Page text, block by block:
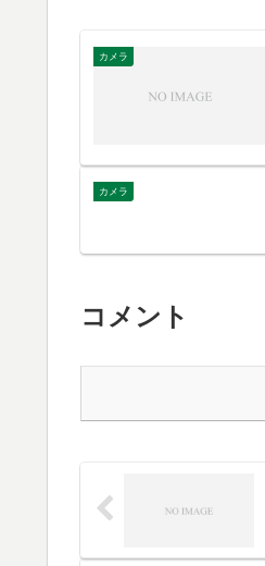
カメラ
カメラ
コメント